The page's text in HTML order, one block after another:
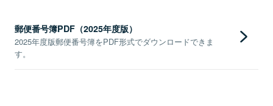
郵便番号簿PDF（2025年度版）
2025年度版郵便番号簿をPDF形式でダウンロードできま
す。